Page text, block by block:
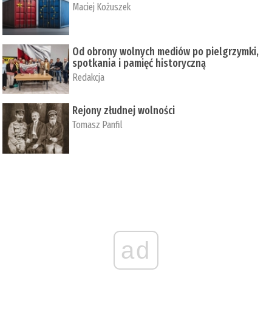
Maciej Kożuszek
Od obrony wolnych mediów po pielgrzymki,
spotkania i pamięć historyczną
Redakcja
Rejony złudnej wolności
Tomasz Panfil
ad